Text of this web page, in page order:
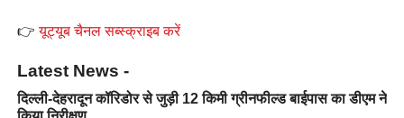
👉यूट्यूब चैनल सब्स्क्राइब करें
Latest News -
दिल्ली-देहरादून कॉरिडोर से जुड़ी 12 किमी ग्रीनफील्ड बाईपास का डीएम ने